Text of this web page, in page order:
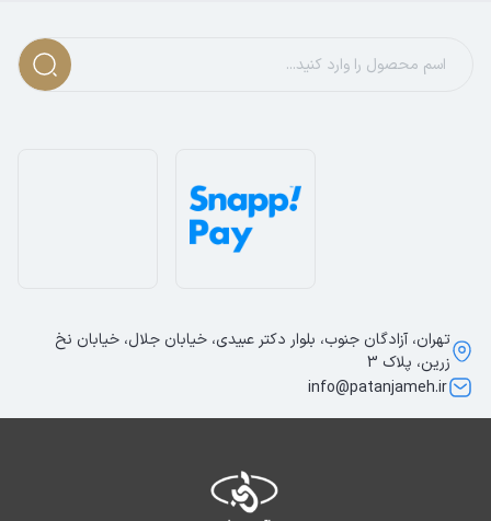
تهران، آزادگان جنوب، بلوار دکتر عبیدی، خیابان جلال، خیابان نخ
زرین، پلاک 3
info@patanjameh.ir